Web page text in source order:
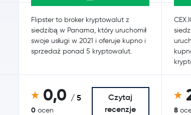
Flipster to broker kryptowalut z
siedzibą w Panama, który uruchomił
swoje usługi w 2021 i oferuje kupno i
sprzedaż ponad 5 kryptowalut.
0,0 / 5
0 ocen
Czytaj
recenzje
8